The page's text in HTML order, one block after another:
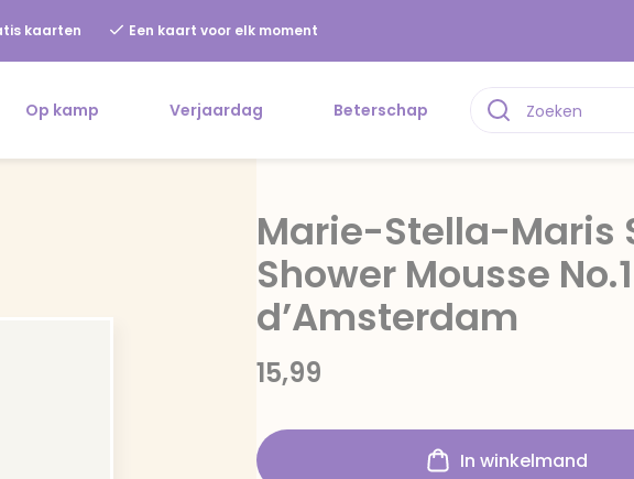
kaarten Een kaart voor elk moment
Op kamp Verjaardag Beterschap
Marie-Stella-Maris
Shower Mousse
d’Amsterdam
15,99
In winkelmand